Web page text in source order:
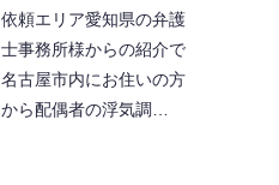
依頼エリア愛知県の弁護
士事務所様からの紹介で
名古屋市内にお住いの方
から配偶者の浮気調…